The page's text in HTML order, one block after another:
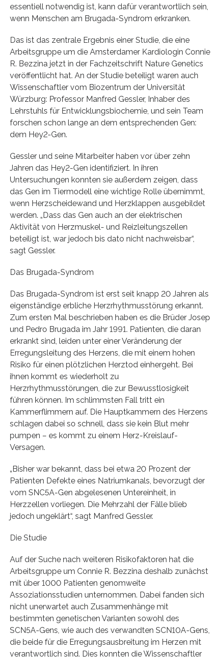
essentiell notwendig ist, kann dafür verantwortlich sein,
wenn Menschen am Brugada-Syndrom erkranken.
Das ist das zentrale Ergebnis einer Studie, die eine
Arbeitsgruppe um die Amsterdamer Kardiologin Connie
R. Bezzina jetzt in der Fachzeitschrift Nature Genetics
veröffentlicht hat. An der Studie beteiligt waren auch
Wissenschaftler vom Biozentrum der Universität
Würzburg: Professor Manfred Gessler, Inhaber des
Lehrstuhls für Entwicklungsbiochemie, und sein Team
forschen schon lange an dem entsprechenden Gen:
dem Hey2-Gen.
Gessler und seine Mitarbeiter haben vor über zehn
Jahren das Hey2-Gen identifiziert. In ihren
Untersuchungen konnten sie außerdem zeigen, dass
das Gen im Tiermodell eine wichtige Rolle übernimmt,
wenn Herzscheidewand und Herzklappen ausgebildet
werden. „Dass das Gen auch an der elektrischen
Aktivität von Herzmuskel- und Reizleitungszellen
beteiligt ist, war jedoch bis dato nicht nachweisbar“,
sagt Gessler.
Das Brugada-Syndrom
Das Brugada-Syndrom ist erst seit knapp 20 Jahren als
eigenständige erbliche Herzrhythmusstörung erkannt.
Zum ersten Mal beschrieben haben es die Brüder Josep
und Pedro Brugada im Jahr 1991. Patienten, die daran
erkrankt sind, leiden unter einer Veränderung der
Erregungsleitung des Herzens, die mit einem hohen
Risiko für einen plötzlichen Herztod einhergeht. Bei
ihnen kommt es wiederholt zu
Herzrhythmusstörungen, die zur Bewusstlosigkeit
führen können. Im schlimmsten Fall tritt ein
Kammerflimmern auf. Die Hauptkammern des Herzens
schlagen dabei so schnell, dass sie kein Blut mehr
pumpen – es kommt zu einem Herz-Kreislauf-
Versagen.
„Bisher war bekannt, dass bei etwa 20 Prozent der
Patienten Defekte eines Natriumkanals, bevorzugt der
vom SNC5A-Gen abgelesenen Untereinheit, in
Herzzellen vorliegen. Die Mehrzahl der Fälle blieb
jedoch ungeklärt“, sagt Manfred Gessler.
Die Studie
Auf der Suche nach weiteren Risikofaktoren hat die
Arbeitsgruppe um Connie R. Bezzina deshalb zunächst
mit über 1000 Patienten genomweite
Assoziationsstudien unternommen. Dabei fanden sich
nicht unerwartet auch Zusammenhänge mit
bestimmten genetischen Varianten sowohl des
SCN5A-Gens, wie auch des verwandten SCN10A-Gens,
die beide für die Erregungsausbreitung im Herzen mit
verantwortlich sind. Dies konnten die Wissenschaftler